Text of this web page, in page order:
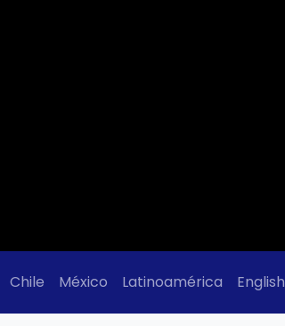
Chile México Latinoamérica English